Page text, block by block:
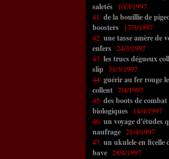
saletés 10/3/1997
41. de la bouillie de
boosters 17/3/1997
42. une tasse amère de
enfers 24/3/1997
43. les trucs dégueux
slip 31/3/1997
44. guérir au fer rouge
collent 7/4/1997
45. des boots de
biologiques 14/4/1997
46. un voyage d'études
naufrage 21/4/1997
47. un ukulele en ficelle
bave 28/4/1997